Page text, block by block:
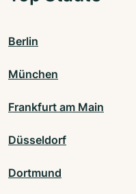
Berlin
München
Frankfurt am Main
Düsseldorf
Dortmund